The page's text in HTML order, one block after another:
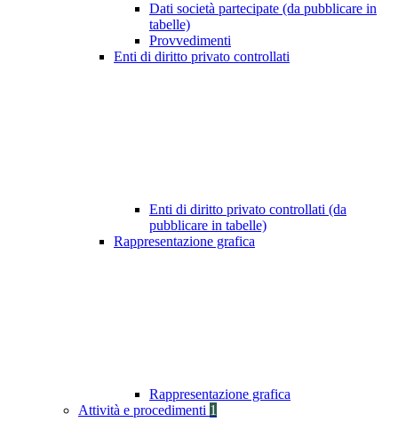
Dati società partecipate (da pubblicare in
tabelle)
Provvedimenti
Enti di diritto privato controllati
Enti di diritto privato controllati (da
pubblicare in tabelle)
Rappresentazione grafica
Rappresentazione grafica
Attività e procedimenti 1